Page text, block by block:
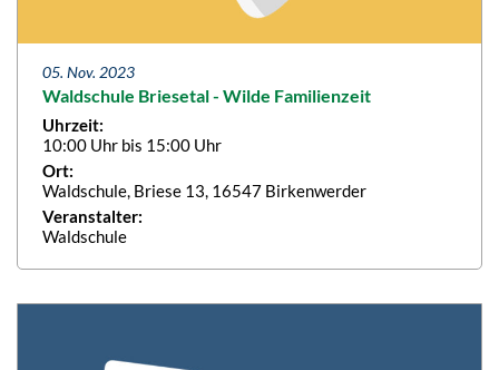
05. Nov. 2023
Waldschule Briesetal - Wilde Familienzeit
Uhrzeit:
10:00 Uhr bis 15:00 Uhr
Ort:
Waldschule, Briese 13, 16547 Birkenwerder
Veranstalter:
Waldschule